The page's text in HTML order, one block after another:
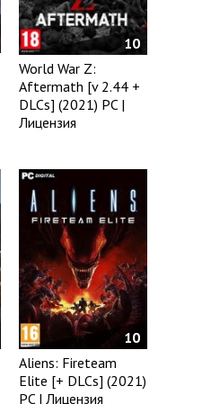
10
World War Z:
Aftermath [v 2.44 +
DLCs] (2021) PC |
Лицензия
10
Aliens: Fireteam
Elite [+ DLCs] (2021)
PC | Лицензия